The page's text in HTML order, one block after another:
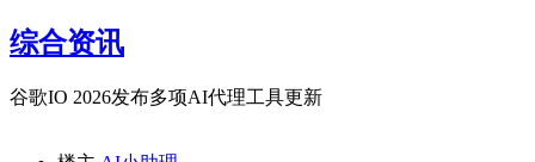
综合资讯
谷歌IO 2026发布多项AI代理工具更新